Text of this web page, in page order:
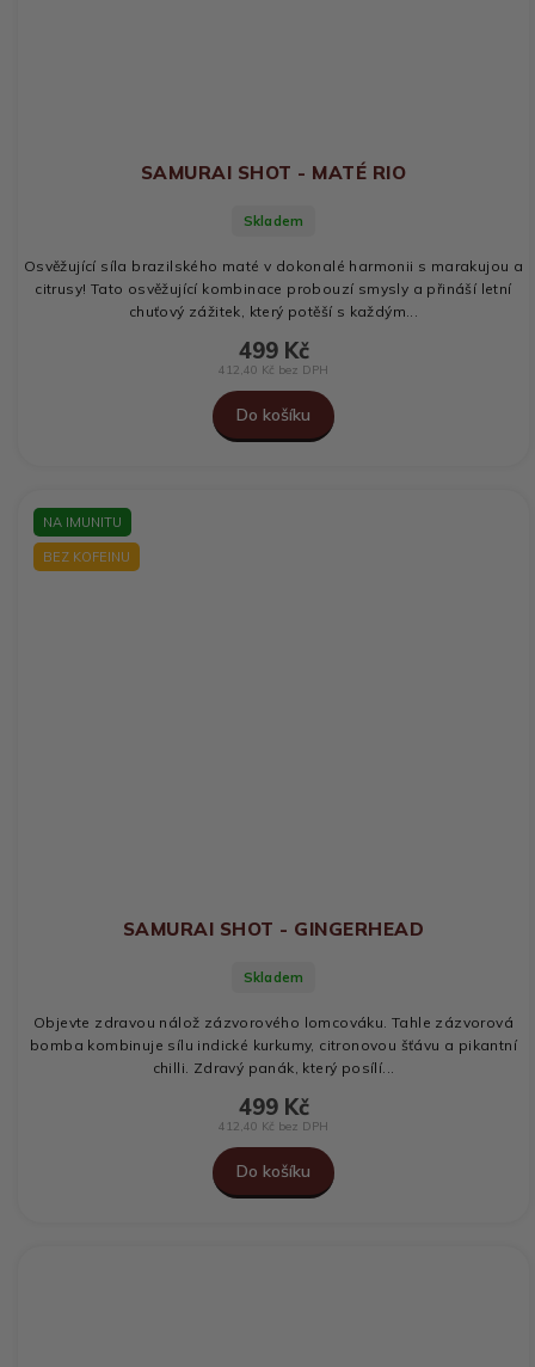
SAMURAI SHOT - MATÉ RIO
Skladem
412,40 Kč bez DPH
499 Kč
Do košíku
Osvěžující síla brazilského maté v dokonalé harmonii s marakujou a
citrusy! Tato osvěžující kombinace probouzí smysly a přináší letní
chuťový zážitek, který potěší s každým...
NA IMUNITU
BEZ KOFEINU
SAMURAI SHOT - GINGERHEAD
Skladem
412,40 Kč bez DPH
499 Kč
Do košíku
Objevte zdravou nálož zázvorového lomcováku. Tahle zázvorová
bomba kombinuje sílu indické kurkumy, citronovou šťávu a pikantní
chilli. Zdravý panák, který posílí...